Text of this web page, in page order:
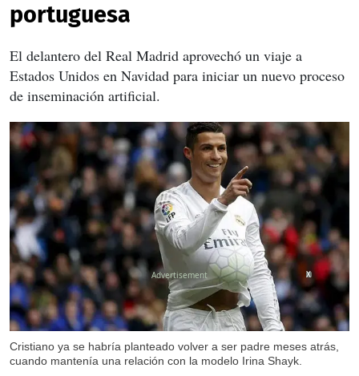
portuguesa
El delantero del Real Madrid aprovechó un viaje a
Estados Unidos en Navidad para iniciar un nuevo proceso
de inseminación artificial.
Cristiano ya se habría planteado volver a ser padre meses atrás,
cuando mantenía una relación con la modelo Irina Shayk.
X